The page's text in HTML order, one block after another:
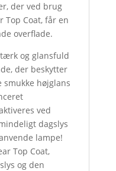
der ved brug
Top Coat, får en
overflade.
og glansfuld
der beskytter
smukke højglans
ved
dagslys
lampe!
Top Coat,
og den